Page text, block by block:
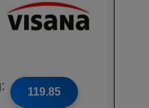
119.85